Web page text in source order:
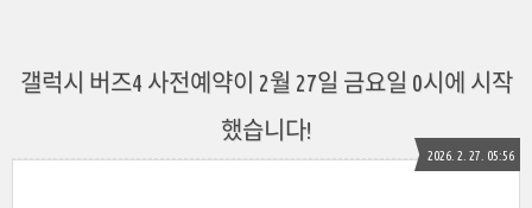
갤럭시 버즈4 사전예약이 2월 27일 금요일 0시에 시작
했습니다!
2026. 2. 27. 05:56